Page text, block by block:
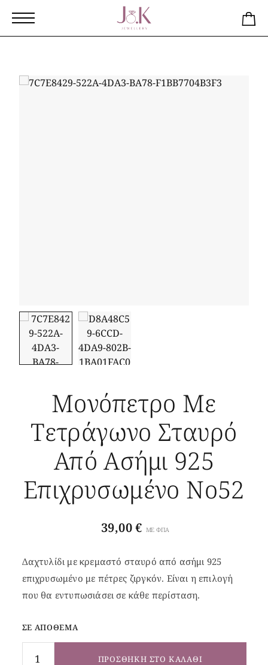
Μονόπετρο Με
Τετράγωνο Σταυρό
Από Ασήμι 925
Επιχρυσωμένο Νο52
39,00€ ΜΕ ΦΠΑ
Δαχτυλίδι με κρεμαστό σταυρό από ασήμι 925
επιχρυσωμένο με πέτρες ζιργκόν. Είναι η επιλογή
που θα εντυπωσιάσει σε κάθε περίσταση.
ΣΕ ΑΠΌΘΕΜΑ
ΠΡΟΣΘΉΚΗ ΣΤΟ ΚΑΛΆΘΙ